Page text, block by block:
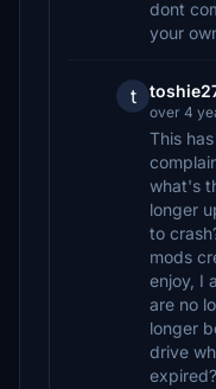
dont
your
t
over 4
This
what's
longer
to
mods
enjoy, I
are no
longer
drive
expired?